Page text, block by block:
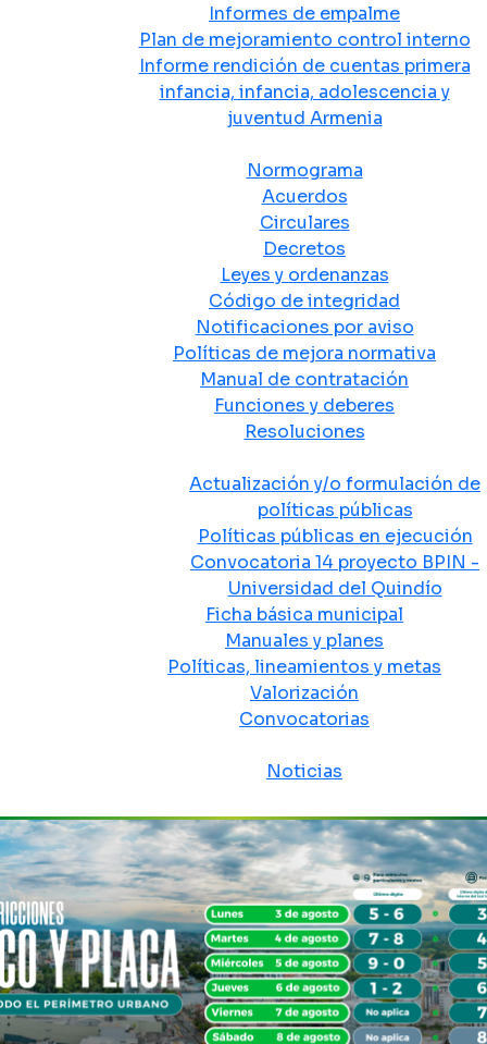
Informes de empalme
Plan de mejoramiento control interno
Informe rendición de cuentas primera
infancia, infancia, adolescencia y
juventud Armenia
Normograma
Acuerdos
Circulares
Decretos
Leyes y ordenanzas
Código de integridad
Notificaciones por aviso
Políticas de mejora normativa
Manual de contratación
Funciones y deberes
Resoluciones
Actualización y/o formulación de
políticas públicas
Políticas públicas en ejecución
Convocatoria 14 proyecto BPIN -
Universidad del Quindío
Ficha básica municipal
Manuales y planes
Políticas, lineamientos y metas
Valorización
Convocatorias
Noticias